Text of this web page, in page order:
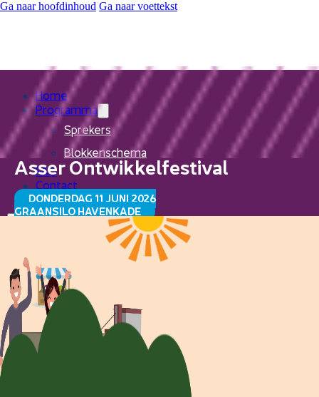
Ga naar hoofdinhoud Ga naar voettekst
Home
Programma
Sprekers
Blokkenschema
FAQ
Contact
Home
Programma
Sprekers
Blokkenschema
Asser Ontwikkelfestival
DONDERDAG 11 JUNI 2026
GRAANSILO HAVENKADE